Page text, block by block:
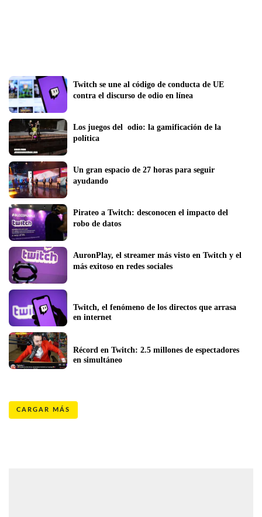
Twitch se une al código de conducta de UE
contra el discurso de odio en línea
Los juegos del  odio: la gamificación de la
política
Un gran espacio de 27 horas para seguir
ayudando
Pirateo a Twitch: desconocen el impacto del
robo de datos
AuronPlay, el streamer más visto en Twitch y el
más exitoso en redes sociales
Twitch, el fenómeno de los directos que arrasa
en internet
Récord en Twitch: 2.5 millones de espectadores
en simultáneo
CARGAR MÁS